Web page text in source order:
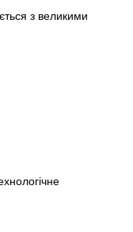
з великими